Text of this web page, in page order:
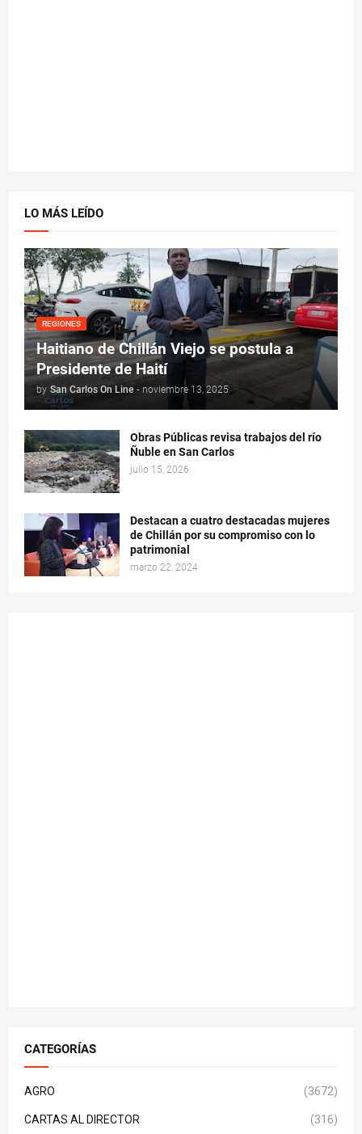
LO MÁS LEÍDO
REGIONES
Haitiano de Chillán Viejo se postula a
Presidente de Haití
by San Carlos On Line - noviembre 13, 2025
Obras Públicas revisa trabajos del río
Ñuble en San Carlos
julio 15, 2026
Destacan a cuatro destacadas mujeres
de Chillán por su compromiso con lo
patrimonial
marzo 22, 2024
CATEGORÍAS
AGRO (3672)
CARTAS AL DIRECTOR (316)